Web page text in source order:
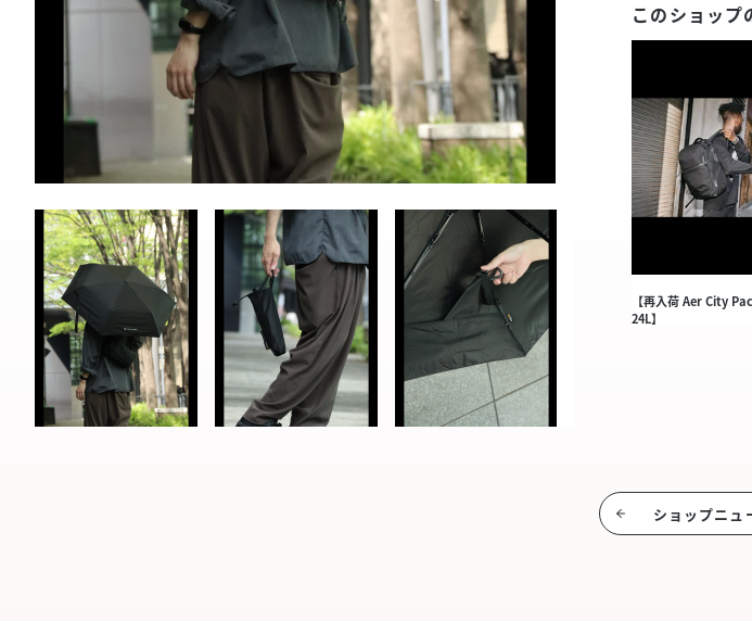
このショップ
【再入荷 Aer City
24L】
ショップニュ